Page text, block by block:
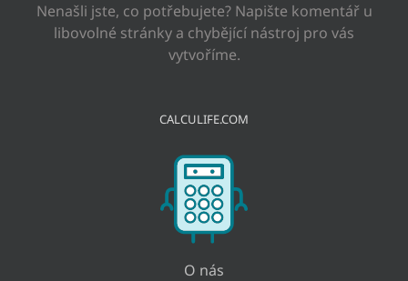
Nenašli jste, co potřebujete? Napište komentář u
libovolné stránky a chybějící nástroj pro vás
vytvoříme.
CALCULIFE.COM
O nás